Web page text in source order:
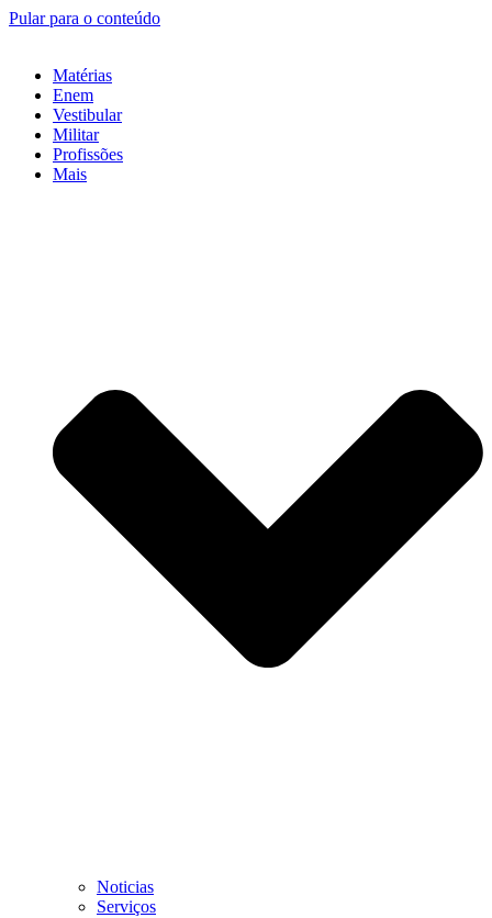
Pular para o conteúdo
Matérias
Enem
Vestibular
Militar
Profissões
Mais
Noticias
Serviços